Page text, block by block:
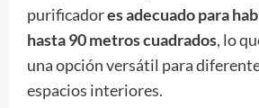
purificadores adecuado para
hasta 90 metros cuadrados, lo
una opción versátil para
espacios interiores.